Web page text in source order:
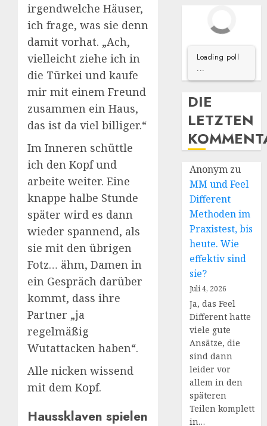
irgendwelche Häuser,
ich frage, was sie denn
damit vorhat. „Ach,
vielleicht ziehe ich in
die Türkei und kaufe
mir mit einem Freund
zusammen ein Haus,
das ist da viel billiger.“
Im Inneren schüttle
ich den Kopf und
arbeite weiter. Eine
knappe halbe Stunde
später wird es dann
wieder spannend, als
sie mit den übrigen
Fotz… ähm, Damen in
ein Gespräch darüber
kommt, dass ihre
Partner „ja
regelmäßig
Wutattacken haben“.
Alle nicken wissend
mit dem Kopf.
Haussklaven spielen
Loading poll
...
DIE
LETZTEN
Anonym zu
MM und Feel
Different
Methoden im
Praxistest, bis
heute. Wie
effektiv sind
sie?
Juli 4, 2026
Ja, das Feel
Different hatte
viele gute
Ansätze, die
sind dann
leider vor
allem in den
späteren
Teilen komplett
in…